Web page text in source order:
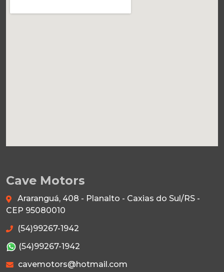
Cave Motors
Araranguá, 408 - Planalto - Caxias do Sul/RS -
CEP 95080010
(54)99267-1942
(54)99267-1942
cavemotors@hotmail.com